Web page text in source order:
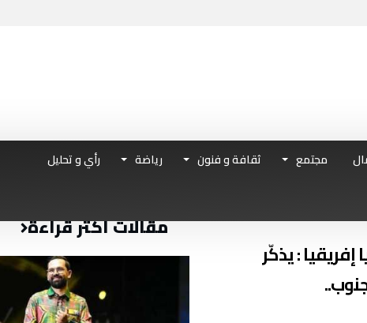
مجتمع ثقافة و فنون رياضة
رأي و تحليل
: يذكّر
مقالات أكثر قراءة